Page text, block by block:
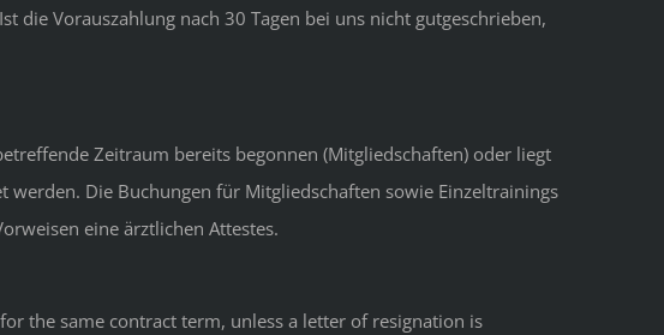
Ist die Vorauszahlung nach 30 Tagen bei uns nicht gutgeschrieben,
Zeitraum bereits begonnen (Mitgliedschaften) oder liegt
Die Buchungen für Mitgliedschaften sowie Einzeltrainings
eine ärztlichen Attestes.
the same contract term, unless a letter of resignation is